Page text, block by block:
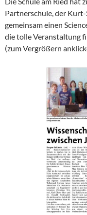
Partnerschule, der
gemeinsam einen
die tolle Veranstaltung
(zum Vergrößern